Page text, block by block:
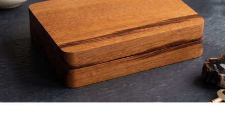
WoodBox Mini Com Berço